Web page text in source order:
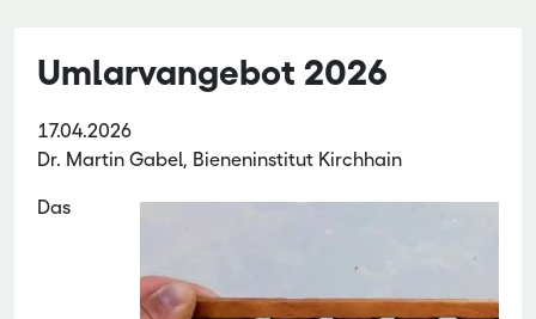
Umlarvangebot 2026
17.04.2026
Dr. Martin Gabel, Bieneninstitut Kirchhain
Das